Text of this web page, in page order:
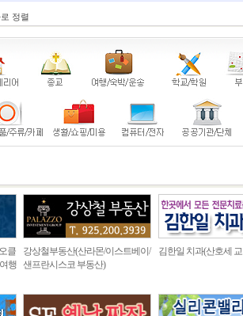
정렬
클
행
강상철부동산(산라몬/이스트베이/
샌프란시스코 부동산)
김한일 치과(산호세